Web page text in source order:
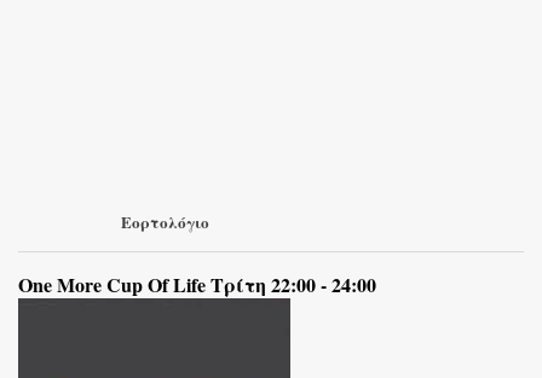
Εορτολόγιο
One More Cup Of Life Τρίτη 22:00 - 24:00